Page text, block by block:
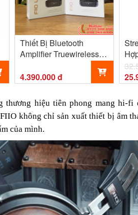
Thiết Bị Bluetooth
Amplifier Truewireless
Fiio UTWS5 2025 Chính
Hãng - Bảo Hành 12
Tháng
4.390.000 đ
thương hiệu tiên phong mang
không chỉ sản xuất thiết bị âm
của mình.